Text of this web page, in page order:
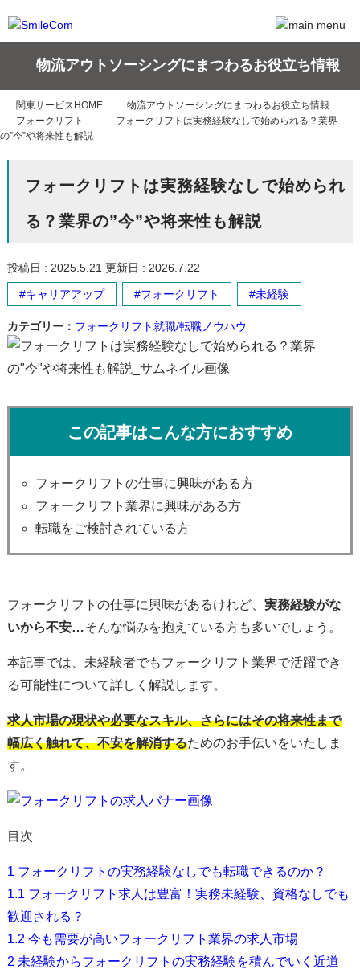
物流アウトソーシングにまつわるお役立ち情報
関東サービスHOME
物流アウトソーシングにまつわるお役立ち情報
フォークリフト
フォークリフトは実務経験なしで始められる？業界
の”今”や将来性も解説
フォークリフトは実務経験なしで始められ
る？業界の”今”や将来性も解説
2025.5.21 2026.7.22
キャリアアップ フォークリフト 未経験
カテゴリー： フォークリフト就職/転職ノウハウ
この記事はこんな方におすすめ
フォークリフトの仕事に興味がある方
フォークリフト業界に興味がある方
転職をご検討されている方
フォークリフトの仕事に興味があるけれど、 実務経験がな
いから不安…そんな悩みを抱えている方も多いでしょう。
本記事では、未経験者でもフォークリフト業界で活躍でき
る可能性について詳しく解説します。
求人市場の現状や必要なスキル、さらにはその将来性まで
幅広く触れて、不安を解消するためのお手伝いをいたしま
す。
目次
1 フォークリフトの実務経験なしでも転職できるのか？
1.1 フォークリフト求人は豊富！実務未経験、資格なしでも
歓迎される？
1.2 今も需要が高いフォークリフト業界の求人市場
2 未経験からフォークリフトの実務経験を積んでいく近道